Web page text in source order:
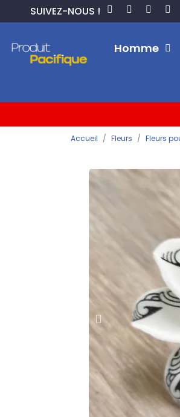
SUIVEZ-NOUS !
Homme
Accueil Fleurs Fleurs